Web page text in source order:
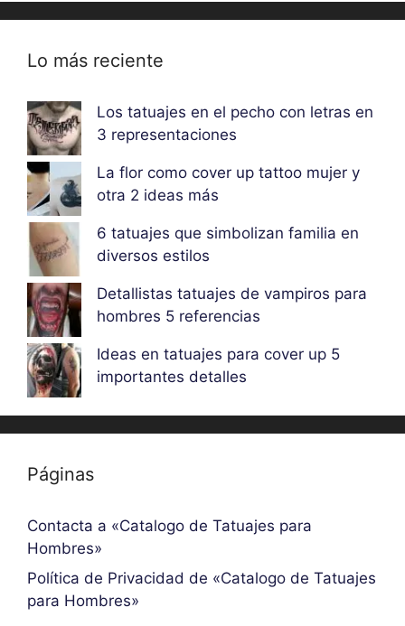
Lo más reciente
Los tatuajes en el pecho con letras en
3 representaciones
La flor como cover up tattoo mujer y
otra 2 ideas más
6 tatuajes que simbolizan familia en
diversos estilos
Detallistas tatuajes de vampiros para
hombres 5 referencias
Ideas en tatuajes para cover up 5
importantes detalles
Páginas
Contacta a «Catalogo de Tatuajes para
Hombres»
Política de Privacidad de «Catalogo de Tatuajes
para Hombres»